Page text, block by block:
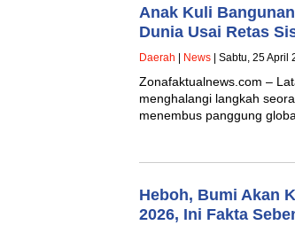
Anak Kuli
Dunia Usai Retas
Daerah News | Sabtu, 25 April
Zonafaktualnews.com –
menghalangi langkah
menembus panggung
Heboh, Bumi Akan
2026, Ini Fakta